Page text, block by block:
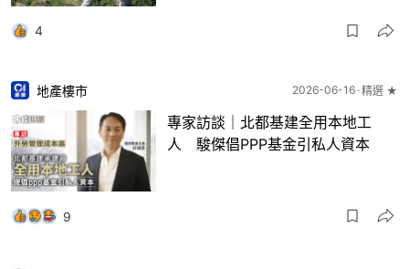
4
地產樓市 2026-06-16 精選 ★
專家訪談｜北都基建全用本地工
人 駿傑倡PPP基金引私人資本
9